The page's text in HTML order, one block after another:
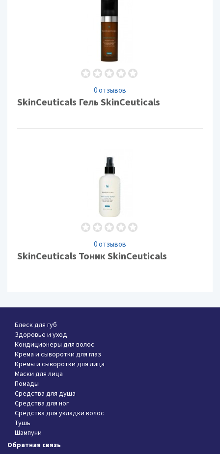
0 отзывов
SkinCeuticals Гель SkinCeuticals
0 отзывов
SkinCeuticals Тоник SkinCeuticals
Блеск для губ
Здоровье и уход
Кондиционеры для волос
Крема и сыворотки для глаз
Кремы и сыворотки для лица
Маски для лица
Помады
Средства для душа
Средства для ног
Средства для укладки волос
Тушь
Шампуни
Обратная связь